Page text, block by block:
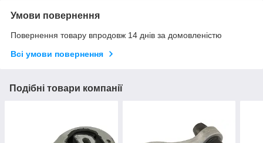
Умови повернення
Повернення товару впродовж 14 днів за домовленістю
Всі умови повернення
Подібні товари компанії